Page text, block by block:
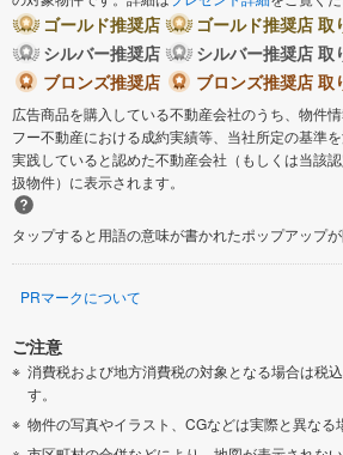
ゴールド推奨店
ゴールド推奨店 取
シルバー推奨店
シルバー推奨店 取
ブロンズ推奨店
ブロンズ推奨店 取
広告商品を購入している不動産会社のうち、物件
フー不動産における成約実績等、当社所定の基準
実践していると認めた不動産会社（もしくは当該
扱物件）に表示されます。
タップすると用語の意味が書かれたポップアップが
PRマークについて
ご注意
消費税および地方消費税の対象となる場合は税
す。
物件の写真やイラスト、CGなどは実際と異なる